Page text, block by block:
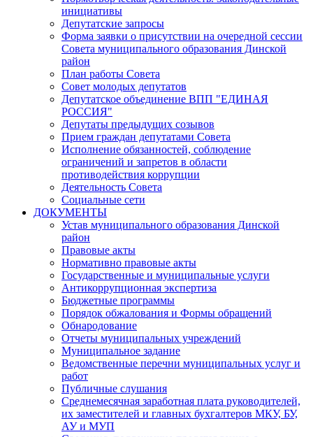
инициативы
Депутатские запросы
Форма заявки о присутствии на очередной сессии
Совета муниципального образования Динской
район
План работы Совета
Совет молодых депутатов
Депутатское объединение ВПП "ЕДИНАЯ
РОССИЯ"
Депутаты предыдущих созывов
Прием граждан депутатами Совета
Исполнение обязанностей, соблюдение
ограничений и запретов в области
противодействия коррупции
Деятельность Совета
Социальные сети
ДОКУМЕНТЫ
Устав муниципального образования Динской
район
Правовые акты
Нормативно правовые акты
Государственные и муниципальные услуги
Антикоррупционная экспертиза
Бюджетные программы
Порядок обжалования и Формы обращений
Обнародование
Отчеты муниципальных учреждений
Муниципальное задание
Ведомственные перечни муниципальных услуг и
работ
Публичные слушания
Среднемесячная заработная плата руководителей,
их заместителей и главных бухгалтеров МКУ, БУ,
АУ и МУП